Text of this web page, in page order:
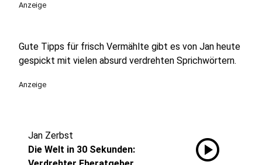
Anzeige
Gute Tipps für frisch Vermählte gibt es von Jan heute
gespickt mit vielen absurd verdrehten Sprichwörtern.
Anzeige
Jan Zerbst
Die Welt in 30 Sekunden:
play_circle